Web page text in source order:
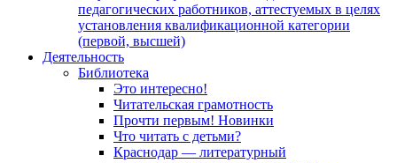
педагогических работников, аттестуемых в целях
установления квалификационной категории
(первой, высшей)
Деятельность
Библиотека
Это интересно!
Читательская грамотность
Прочти первым! Новинки
Что читать с детьми?
Краснодар — литературный